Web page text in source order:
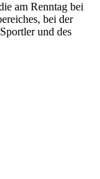
am Renntag bei
bei der
und des